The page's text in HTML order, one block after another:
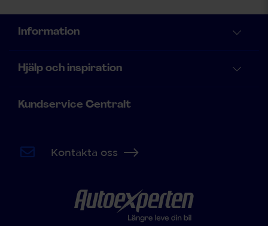
Information
Hjälp och inspiration
Kundservice Centralt
Kontakta oss